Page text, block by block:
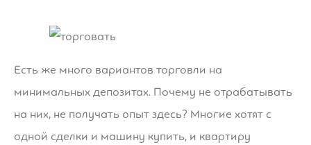
Есть же много вариантов торговли на
минимальных депозитах. Почему не отрабатывать
на них, не получать опыт здесь? Многие хотят с
одной сделки и машину купить, и квартиру